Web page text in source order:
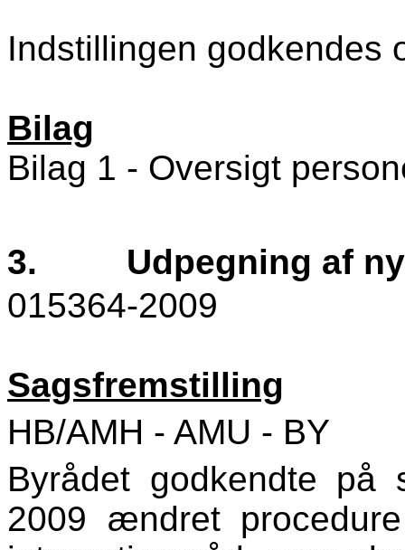
Indstillingen godkendes
Bilag
Bilag 1 - Oversigt
3.
Udpegning af
015364-2009
Sagsfremstilling
HB/AMH - AMU - BY
Byrådet godkendte på
2009 ændret